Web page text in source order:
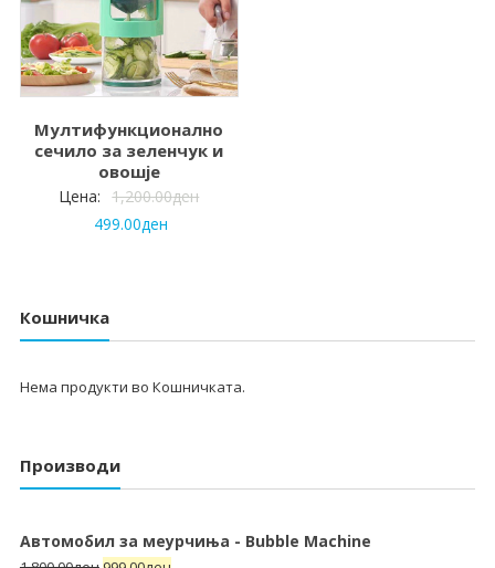
Мултифункционално
сечило за зеленчук и
овошје
Цена: 1,200.00ден
499.00ден
Кошничка
Нема продукти во Кошничката.
Производи
Автомобил за меурчиња - Bubble Machine